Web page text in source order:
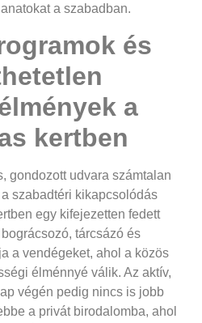
a szabadban.
és
a
kertben
gondozott udvara számtalan
szabadtéri kikapcsolódás
egy kifejezetten fedett
tárcsázó és
a vendégeket, ahol a közös
élménnyé válik. Az aktív,
végén pedig nincs is jobb
a privát birodalomba, ahol